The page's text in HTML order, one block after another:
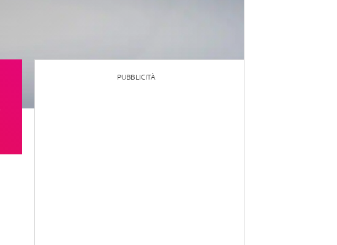
PUBBLICITÀ